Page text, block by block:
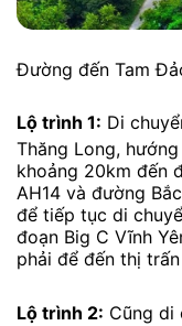
Đường đến Tam
Lộ trình 1: Di
Thăng Long,
khoảng 20km đến
AH14 và đường
để tiếp tục di
đoạn Big C Vĩnh
phải để đến thị
Lộ trình 2: Cũng di